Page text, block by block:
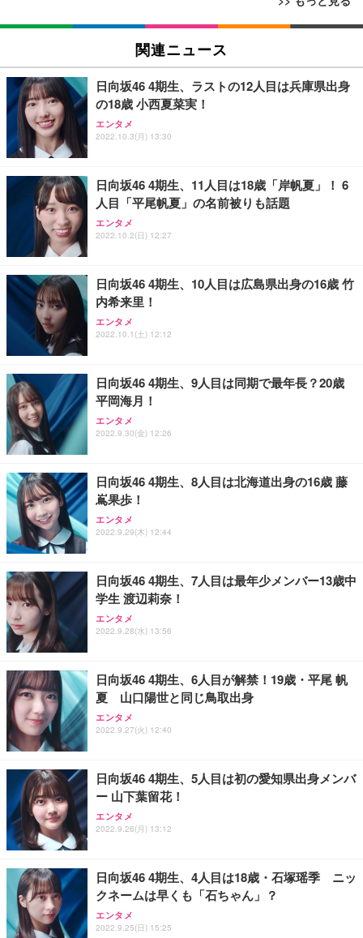
[EdoErgo] オフィスチェア 椅子 テレワーク 疲れな
い 跳ね上げ式アームレスト コンパクト 約105度ロッ
キング pc 事務椅子 360度回転 座面昇降 強化ナイロ
ン樹脂ベース 通気性メッシュ 在宅ワーク H-WY01
(黒網+黒枠+黒足)
￥5,699
SIHOO B100 オフィスチェア／デスクチェア メッシ
Sezlife オフィスチェア デスクチェア 疲れない テレ
ワーク チェア 強化バックレスト 30度ロッキング機
ョン PCチェア 通気性メッシュ ゲーミング/勉強/事
務用 おしゃれ パソコンチェア (ブラック)
￥7,680
Sezlife オフィスチェア デスクチェア 疲れない テレ
ワーク チェア 強化バックレスト 30度ロッキング機
ョン PCチェア 通気性メッシュ ゲーミング/勉強/事
務用 おしゃれ パソコンチェア (ホワイト)
ANDWINT オフィスチェア デスクチェア 肘なし メ
ッシュ 通気性 ランバーサポート付き 腰サポート ガ
ス圧無段階昇降 360度回転 キャスター付き コンパク
EIZO ビジネス向けプレミアムモニター | FlexScan
EV3240X-WT | 31.5型4K UHD・USB Type-C・ホワ
￥105,595
EIZO ビジネス向けプレミアムモニター | FlexScan
EV2740X-WT | 27.0型4K UHD・USB Type-C・ホワ
￥109,572
【純正品】27"ゲーミングモニター DualSense 充電
フック付き（CFI-ZDM1J）
【整備済み品】Dell E2724HS 27インチ 液晶モニタ
ー フルHD（1920×1080）VA 非光沢 HDMI/DisplayP
【MiniLED/24.5inch/280Hz/FHD】GRAPHT THE S
HOOTER Gaming Monitor 24” Essential ゲーミン
グモニター QD 24.5インチ 1ms FHD 量子ドット 残
Amazonベーシック ペットシーツ 薄型 レギュラー 1
回使い捨て 無香料 ホワイト 300枚
￥3,373
Amazonベーシック ペットシーツ 厚型 ワイド 42枚
ネオ・ルーライフ ネオ・オムツ L 中型犬用 26枚入
Smart Basic(スマートベーシック) 【Amazon.co.jp
限定】 Smart Basic アイリスオーヤマ ペットシーツ
アイリスオーヤマ ペットシーツ 超厚型 お徳用 レギ
ュラー 200枚入【Amazon.co.jp限定】
関連ニュース
日向坂46 4期生、ラストの12人目は兵庫県出身
の18歳 小西夏菜実！
エンタメ
2022.10.3(月) 13:30
日向坂46 4期生、11人目は18歳「岸帆夏」！ 6
人目「平尾帆夏」の名前被りも話題
エンタメ
2022.10.2(日) 12:27
日向坂46 4期生、10人目は広島県出身の16歳 竹
内希来里！
エンタメ
2022.10.1(土) 12:12
日向坂46 4期生、9人目は同期で最年長？20歳
平岡海月！
エンタメ
2022.9.30(金) 12:26
日向坂46 4期生、8人目は北海道出身の16歳 藤
嶌果歩！
エンタメ
2022.9.29(木) 12:44
日向坂46 4期生、7人目は最年少メンバー13歳中
学生 渡辺莉奈！
エンタメ
2022.9.28(水) 13:56
日向坂46 4期生、6人目が解禁！19歳・平尾 帆
夏 山口陽世と同じ鳥取出身
エンタメ
2022.9.27(火) 12:40
日向坂46 4期生、5人目は初の愛知県出身メンバ
ー 山下葉留花！
エンタメ
2022.9.26(月) 13:12
日向坂46 4期生、4人目は18歳・石塚瑶季 ニッ
クネームは早くも「石ちゃん」？
エンタメ
2022.9.25(日) 15:25